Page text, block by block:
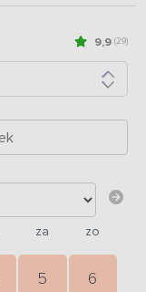
9,9 (29)
za zo
5 6